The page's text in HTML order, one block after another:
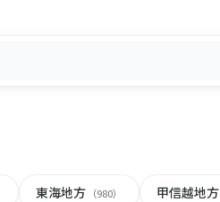
東海地方 （980） 甲信越地方